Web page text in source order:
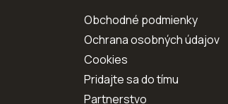
Obchodné podmienky
Ochrana osobných údajov
Cookies
Pridajte sa do tímu
Partnerstvo